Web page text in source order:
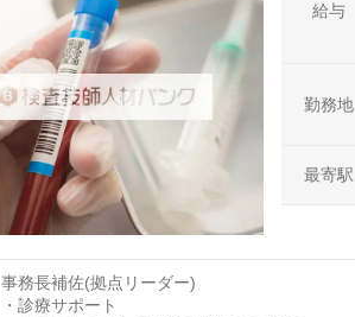
給与
勤務地
最寄駅
事務長補佐(拠点リーダー)
・診療サポート